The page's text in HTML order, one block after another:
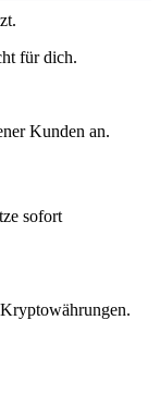
für dich.
Kunden an.
sofort